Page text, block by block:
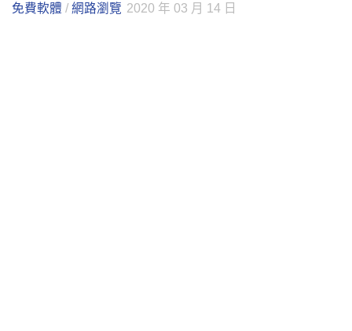
免費軟體 / 網路瀏覽 2020 年 03 月 14 日